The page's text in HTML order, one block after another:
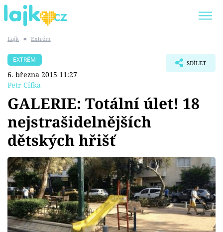
SHOPAHOLICADEL
Témata
Showbyznys
Youtubeři
Virály
Sex a vztahy
Lajk ■ Extrém
EXTRÉM
6. března 2015 11:27
Petr Cífka
SDÍLET
GALERIE: Totální úlet! 18
nejstrašidelnějších
dětských hřišť